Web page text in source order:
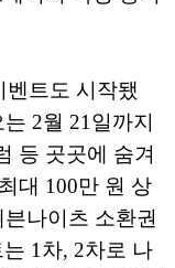
트도 시작됐
2월 21일까지
등 곳곳에 숨겨
대 100만 원 상
나이츠 소환권
1차, 2차로 나